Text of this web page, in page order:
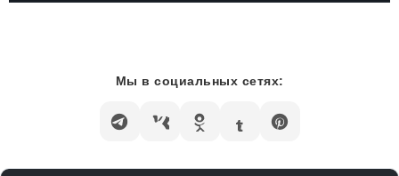
Мы в социальных сетях: